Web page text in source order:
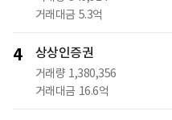
거래대금 5.3억
4 상상인증권
거래량 1,380,356
거래대금 16.6억